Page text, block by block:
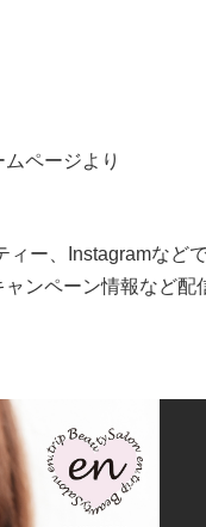
ページより
ィー、Instagramなど
ンペーン情報など配